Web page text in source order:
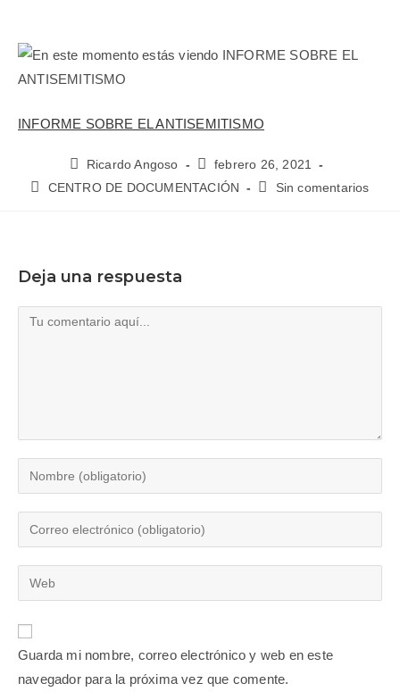
INFORME SOBRE EL ANTISEMITISMO
Ricardo Angoso
febrero 26, 2021
CENTRO DE DOCUMENTACIÓN
Sin comentarios
Deja una respuesta
Guarda mi nombre, correo electrónico y web en este
navegador para la próxima vez que comente.